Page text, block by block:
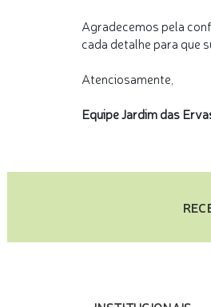
Agradecemos pela
cada detalhe para que
Atenciosamente,
Equipe Jardim das